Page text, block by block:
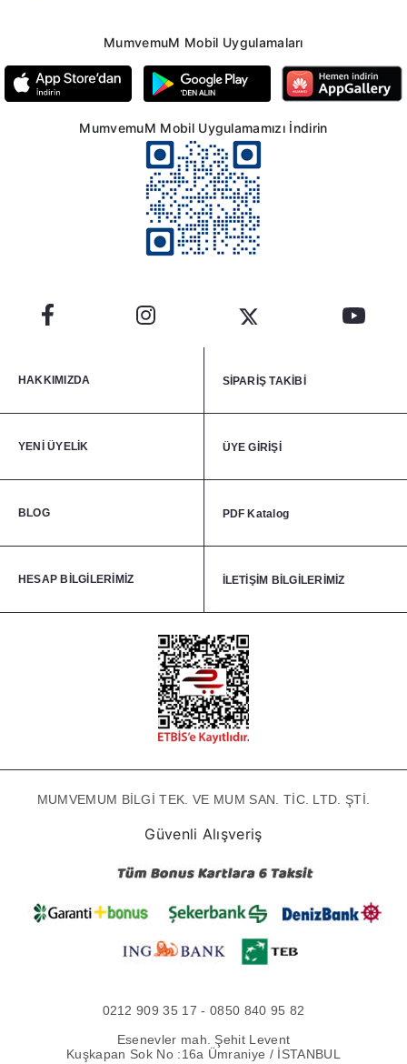
MumvemuM Mobil Uygulamaları
MumvemuM Mobil Uygulamamızı İndirin
HAKKIMIZDA SİPARİŞ TAKİBİ
YENİ ÜYELİK ÜYE GİRİŞİ
BLOG PDF Katalog
HESAP BİLGİLERİMİZ İLETİŞİM BİLGİLERİMİZ
MUMVEMUM BİLGİ TEK. VE MUM SAN. TİC. LTD. ŞTİ.
Güvenli Alışveriş
0212 909 35 17 - 0850 840 95 82
Esenevler mah. Şehit Levent
Kuşkapan Sok No :16a Ümraniye / İSTANBUL